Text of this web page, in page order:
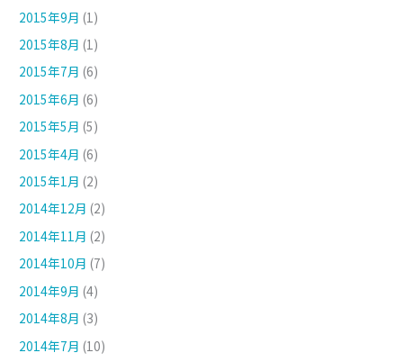
2015年9月 (1)
2015年8月 (1)
2015年7月 (6)
2015年6月 (6)
2015年5月 (5)
2015年4月 (6)
2015年1月 (2)
2014年12月 (2)
2014年11月 (2)
2014年10月 (7)
2014年9月 (4)
2014年8月 (3)
2014年7月 (10)